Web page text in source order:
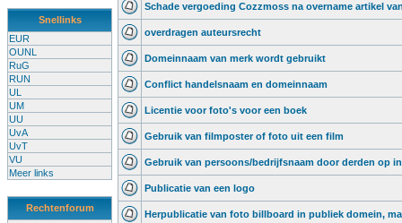
Snellinks
EUR
OUNL
RuG
RUN
UL
UM
UU
UvA
UvT
VU
Meer links
Rechtenforum
Schade vergoeding Cozzmoss na overname artikel
overdragen auteursrecht
Domeinnaam van merk wordt gebruikt
Conflict handelsnaam en domeinnaam
Licentie voor foto's voor een boek
Gebruik van filmposter of foto uit een film
Gebruik van persoons/bedrijfsnaam door derden op
Publicatie van een logo
Herpublicatie van foto billboard in publiek domein,